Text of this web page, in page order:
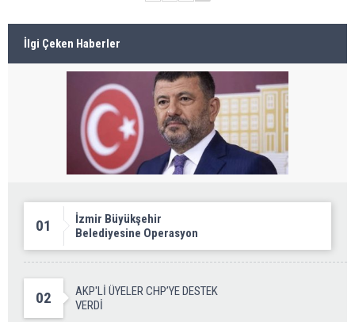
İlgi Çeken Haberler
01
İzmir Büyükşehir
Belediyesine Operasyon
02
AKP'Lİ ÜYELER CHP’YE DESTEK
VERDİ